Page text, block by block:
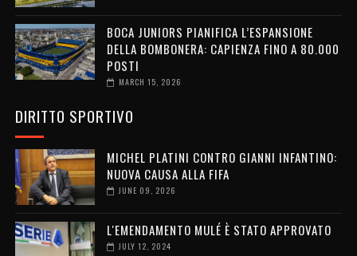
BOCA JUNIORS PIANIFICA L’ESPANSIONE
DELLA BOMBONERA: CAPIENZA FINO A 80.000
POSTI
MARCH 15, 2026
DIRITTO SPORTIVO
MICHEL PLATINI CONTRO GIANNI INFANTINO:
NUOVA CAUSA ALLA FIFA
JUNE 09, 2026
L'EMENDAMENTO MULÉ È STATO APPROVATO
JULY 12, 2024